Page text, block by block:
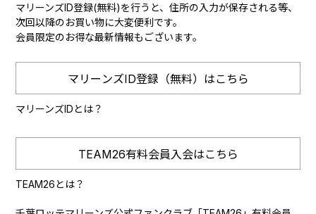
マリーンズID登録(無料)を行うと、住所の入力が保存される等、
次回以降のお買い物に大変便利です。
会員限定のお得な最新情報もございます。
マリーンズID登録（無料）はこちら
マリーンズIDとは？
TEAM26有料会員入会はこちら
TEAM26とは？